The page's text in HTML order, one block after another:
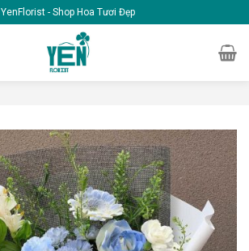
YenFlorist - Shop Hoa Tươi Đẹp